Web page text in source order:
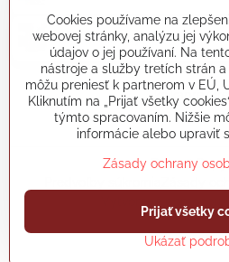
Rady a návody
koikapre/
©2026
Cookies používame na
webovej stránky, analýzu jej
údajov o jej používaní. Na
nástroje a služby tretích strán
môžu preniesť k partnerom v EÚ,
Kliknutím na „Prijať všetky
týmto spracovaním. Nižšie
informácie alebo upraviť
Zásady ochrany
Ukázať
Prijať všetky